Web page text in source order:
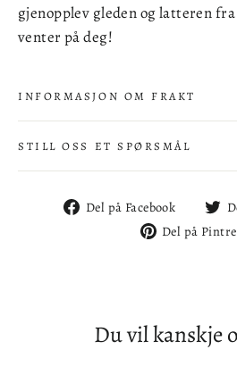
gjenopplev gleden og latteren
venter på deg!
INFORMASJON OM FRAKT
STILL OSS ET SPØRSMÅL
Del på Facebook
Del
på
Del på
Du vil kanskje